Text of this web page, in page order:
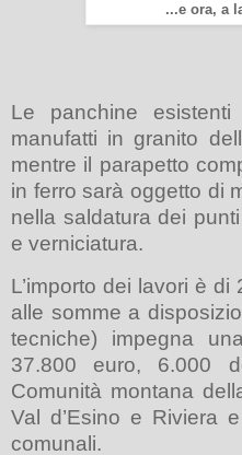
...e ora, a
Le panchine
manufatti in granito
mentre il parapetto
in ferro sarà oggetto di
nella saldatura dei
e verniciatura.
L’importo dei lavori è
alle somme a
tecniche) impegna
37.800 euro, 6.000
Comunità montana
Val d’Esino e Riviera
comunali.